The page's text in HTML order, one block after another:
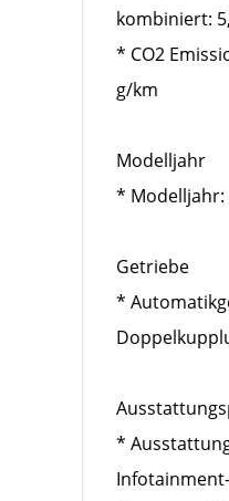
kombiniert:
* CO2
g/km
Modelljahr
* Modelljahr:
Getriebe
*
*